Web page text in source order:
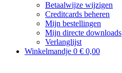
Betaalwijze wijzigen
Creditcards beheren
Mijn bestellingen
Mijn directe downloads
Verlanglijst
Winkelmandje 0 € 0,00